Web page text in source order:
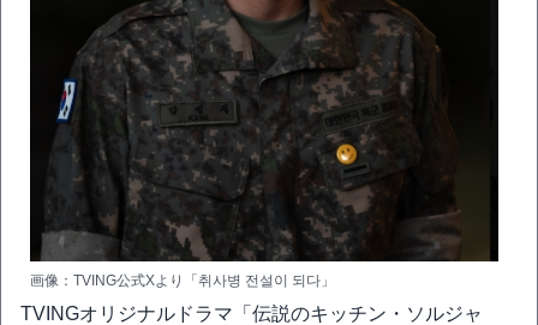
画像：TVING公式Xより「취사병 전설이 되다」
TVINGオリジナルドラマ「伝説のキッチン・ソルジャ